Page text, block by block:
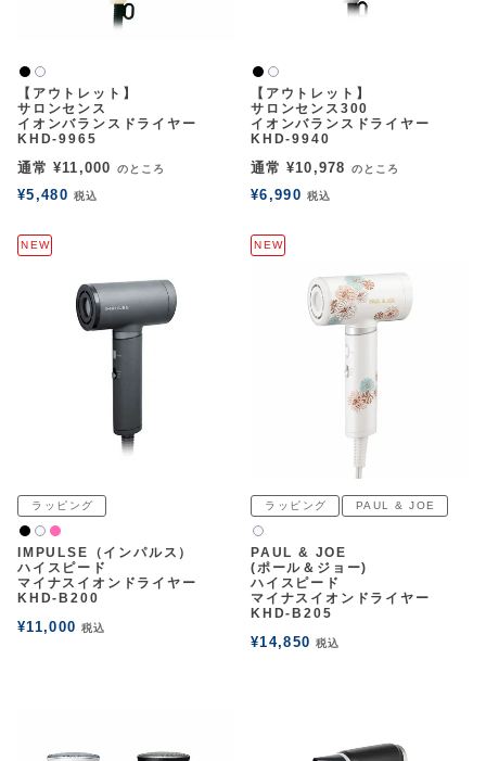
黒 白2
【アウトレット】
サロンセンス
イオンバランスドライヤー
KHD-9965
通常 ¥11,000 のところ
¥5,480 税込
黒 白2
【アウトレット】
サロンセンス300
イオンバランスドライヤー
KHD-9940
通常 ¥10,978 のところ
¥6,990 税込
NEW
ラッピング
黒 白2ピンク
IMPULSE（インパルス）
ハイスピード
マイナスイオンドライヤー
KHD-B200
¥11,000 税込
NEW
ラッピング PAUL & JOE
白2
PAUL & JOE
(ポール＆ジョー)
ハイスピード
マイナスイオンドライヤー
KHD-B205
¥14,850 税込